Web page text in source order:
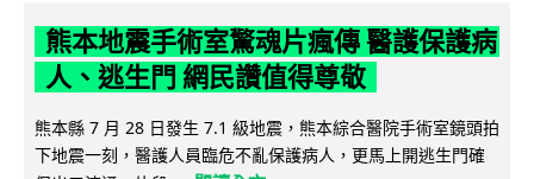
熊本地震手術室驚魂片瘋傳 醫護保護病
人、逃生門 網民讚值得尊敬
熊本縣 7 月 28 日發生 7.1 級地震，熊本綜合醫院手術室鏡頭拍
下地震一刻，醫護人員臨危不亂保護病人，更馬上開逃生門確